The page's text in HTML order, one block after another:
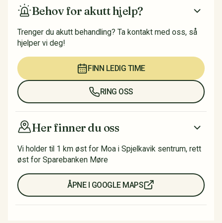
Behov for akutt hjelp?
Trenger du akutt behandling? Ta kontakt med oss, så
hjelper vi deg!
FINN LEDIG TIME
RING OSS
Her finner du oss
Vi holder til 1 km øst for Moa i Spjelkavik sentrum, rett
øst for Sparebanken Møre
ÅPNE I GOOGLE MAPS